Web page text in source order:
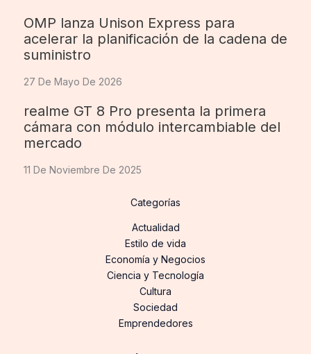
OMP lanza Unison Express para
acelerar la planificación de la cadena de
suministro
27 De Mayo De 2026
realme GT 8 Pro presenta la primera
cámara con módulo intercambiable del
mercado
11 De Noviembre De 2025
Categorías
Actualidad
Estilo de vida
Economía y Negocios
Ciencia y Tecnología
Cultura
Sociedad
Emprendedores